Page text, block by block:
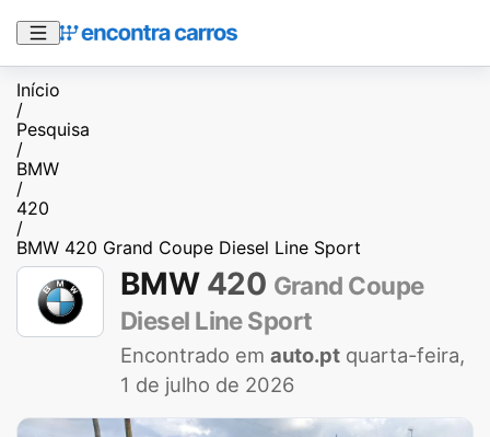
Início
/
Pesquisa
/
BMW
/
420
/
BMW 420 Grand Coupe Diesel Line Sport
BMW 420 Grand Coupe
Diesel Line Sport
Encontrado em auto.pt quarta-feira,
1 de julho de 2026